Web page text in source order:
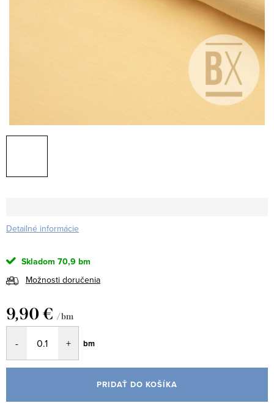
Detailné informácie
Skladom 70,9 bm
Možnosti doručenia
9,90 € / bm
cena:
bm
PRIDAŤ DO KOŠÍKA